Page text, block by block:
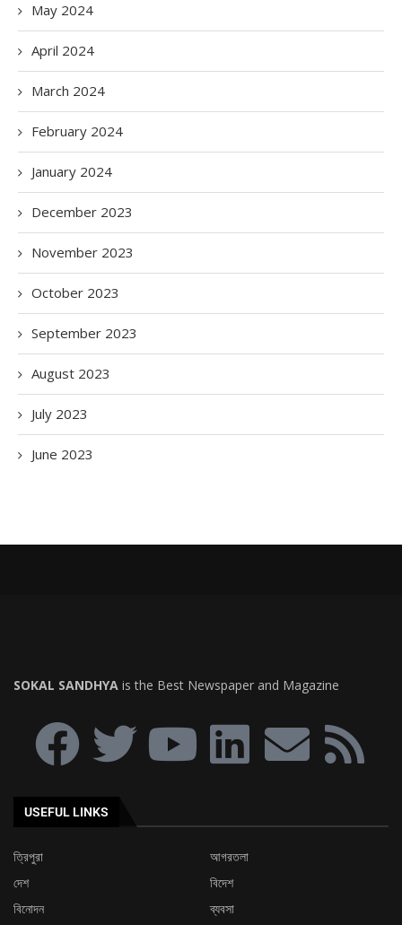
May 2024
April 2024
March 2024
February 2024
January 2024
December 2023
November 2023
October 2023
September 2023
August 2023
July 2023
June 2023
SOKAL SANDHYA is the Best Newspaper and Magazine
USEFUL LINKS
ত্রিপুরা
আগরতলা
দেশ
বিদেশ
বিনোদন
ব্যবসা